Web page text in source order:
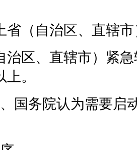
省（自治区、直辖
治区、直辖市）紧
。
、国务院认为需要启